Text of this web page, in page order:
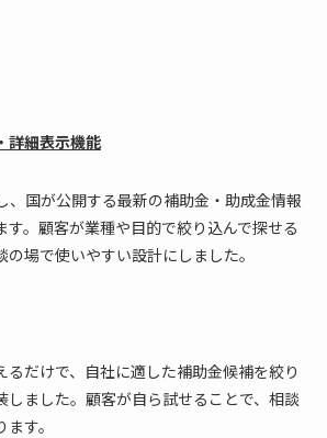
詳細表示機能
、国が公開する最新の補助金・助成金情報
す。顧客が業種や目的で絞り込んで探せる
場で使いやすい設計にしました。
るだけで、自社に適した補助金候補を絞り
しました。顧客が自ら試せることで、相談
す。